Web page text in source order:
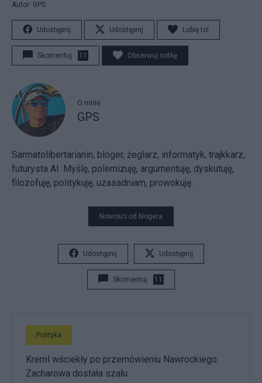
Autor: GPS
Udostępnij Udostępnij Lubię to!
Skomentuj 11 Obserwuj notkę
O mnie
GPS
Sarmatolibertarianin, bloger, żeglarz, informatyk, trajkkarz,
futurysta AI. Myślę, polemizuję, argumentuję, dyskutuję,
filozofuję, politykuję, uzasadniam, prowokuję.
Nowości od blogera
Udostępnij Udostępnij
Skomentuj 11
Polityka
Kreml wściekły po przemówieniu Nawrockiego.
Zacharowa dostała szału